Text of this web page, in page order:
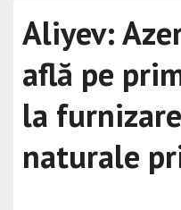
Aliyev:
află pe
la
naturale